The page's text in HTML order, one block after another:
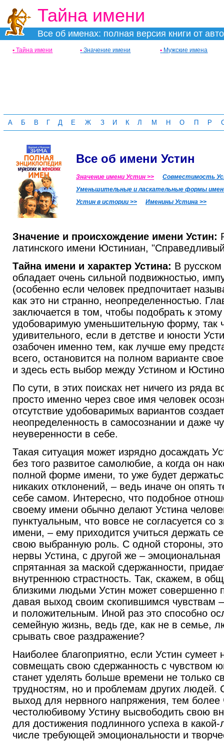
Тайна имени
Все об именах: полная версия книги от
• Тайна имени • Значение имени • Мужские имена
А Б В Г Д Е Ж З И К Л М Н О П Р
Все об имени Устин
Значение имени Устин >>
Совместимость
Уменьшительные и ласкательные формы
Устин в истории >>
Именины Устина >>
Значение и происхождение имени Устин:
латинского имени Юстиниан,
Тайна имени и характер Устина: В
обладает очень сильной подвижностью,
(особенно если человек предпочитает
как это ни странно, неопределенностью.
заключается в том, чтобы подобрать к
удобоваримую уменьшительную форму, так
удивительного, если в детстве и юности
озабочен именно тем, как лучше ему
всего, остановится на полном варианте
и здесь есть выбор между Устином и
По сути, в этих поисках нет ничего из ряда
просто именно через свое имя человек
отсутствие удобоваримых вариантов
неопределенность в самосознании и даже
неуверенности в себе.
Такая ситуация может изрядно досаждать
без того развитое самолюбие, а когда он
полной форме имени, то уже будет
никаких отклонений, – ведь иначе он опять
себе самом. Интересно, что подобное
своему имени обычно делают Устина
пунктуальным, что вовсе не согласуется со
имени, – ему приходится учиться держать
свою выбранную роль. С одной стороны,
нервы Устина, с другой же – эмоциональная
спрятанная за маской сдержанности,
внутреннюю страстность. Так, скажем, в
близкими людьми Устин может совершенно
давая выход своим скопившимся чувствам
и положительным. Иной раз это способно
семейную жизнь, ведь где, как не в семье,
срывать свое раздражение?
Наиболее благоприятно, если Устин сумеет
совмещать свою сдержанность с чувством
станет уделять больше времени не только
трудностям, но и проблемам других людей.
выход для нервного напряжения, тем более
честолюбивому Устину высвободить свою
для достижения подлинного успеха в
числе требующей эмоциональности и